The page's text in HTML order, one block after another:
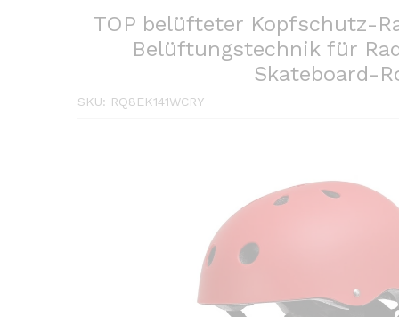
TOP belüfteter Kopfschutz-
Belüftungstechnik für
Skateboard-
SKU: RQ8EK141WCRY